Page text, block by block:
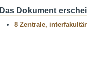
Das Dokument
8 Zentrale,